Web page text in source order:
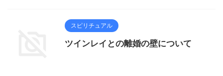
スピリチュアル
ツインレイとの離婚の壁について